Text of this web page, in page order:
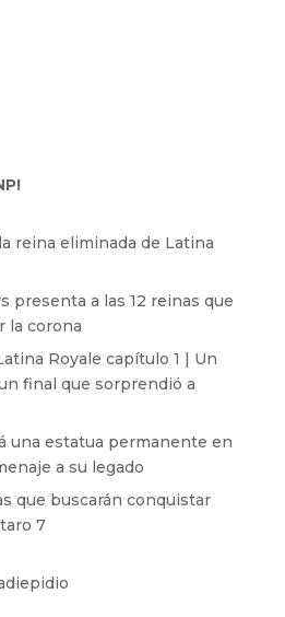
reina eliminada de Latina
presenta a las 12 reinas que
la corona
Royale capítulo 1 | Un
final que sorprendió a
una estatua permanente en
a su legado
que buscarán conquistar
7